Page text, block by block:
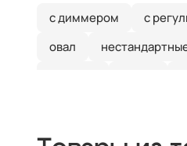
с диммером с
овал
винтажные